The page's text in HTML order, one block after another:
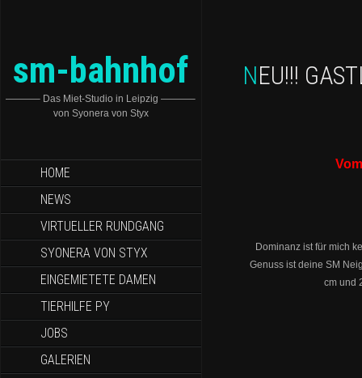
sm-bahnhof
———– Das Miet-Studio in Leipzig ———–
von Syonera von Styx
HOME
NEWS
VIRTUELLER RUNDGANG
SYONERA VON STYX
EINGEMIETETE DAMEN
TIERHILFE PY
JOBS
GALERIEN
NEU!!!
Dominanz ist für mich
Genuss ist deine SM
cm und